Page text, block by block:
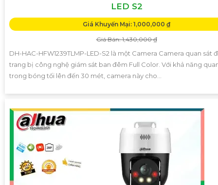
LED S2
Giá Khuyến Mại: 1,000,000 ₫
Giá Bán: 1,430,000 ₫
DH-HAC-HFW1239TLMP-LED-S2 là một Camera Camera quan sát
trang bị công nghệ giám sát ban đêm Full Color. Với khả năng
trong bóng tối lên đến 30 mét, camera này cho...